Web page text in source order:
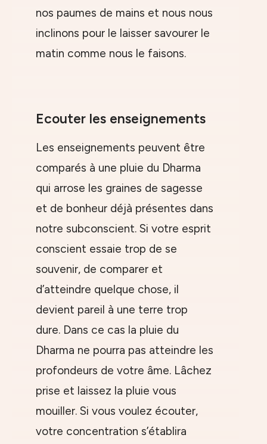
nos paumes de mains et nous nous
inclinons pour le laisser savourer le
matin comme nous le faisons.
Ecouter les enseignements
Les enseignements peuvent être
comparés à une pluie du Dharma
qui arrose les graines de sagesse
et de bonheur déjà présentes dans
notre subconscient. Si votre esprit
conscient essaie trop de se
souvenir, de comparer et
d’atteindre quelque chose, il
devient pareil à une terre trop
dure. Dans ce cas la pluie du
Dharma ne pourra pas atteindre les
profondeurs de votre âme. Lâchez
prise et laissez la pluie vous
mouiller. Si vous voulez écouter,
votre concentration s’établira